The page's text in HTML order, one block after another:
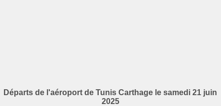
Départs de l'aéroport de Tunis Carthage le samedi 21 juin
2025